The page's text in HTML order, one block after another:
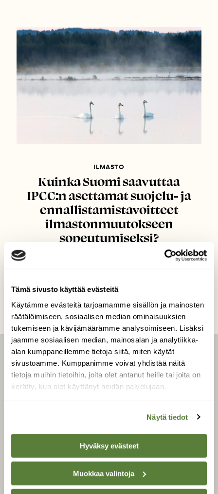
Tämä sivusto käyttää evästeitä
Käytämme evästeitä tarjoamamme sisällön ja mainosten
räätälöimiseen, sosiaalisen median ominaisuuksien
tukemiseen ja kävijämäärämme analysoimiseen. Lisäksi
jaamme sosiaalisen median, mainosalan ja analytiikka-
alan kumppaneillemme tietoja siitä, miten käytät
sivustoamme. Kumppanimme voivat yhdistää näitä
tietoja muihin tietoihin, joita olet antanut heille tai joita on
kerätty, kun olet käyttänyt heidän palvelujaan.
Näytä tiedot
Hyväksy evästeet
Muokkaa valintoja
ILMASTO
Kuinka Suomi saavuttaa
IPCC:n asettamat suojelu- ja
ennallistamistavoitteet
ilmastonmuutokseen
sopeutumiseksi?
LEHTI
Uusin lehti
Tilaa Suomen Luonto
Äänestä parasta juttua
Tilaa uutiskirje
SUOMEN LUONNON­
SUOJELU­LIITTO